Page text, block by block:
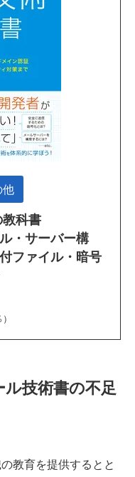
他
科書
・サーバー構
ファイル・暗号
技術書の不足
教育を提供するとと